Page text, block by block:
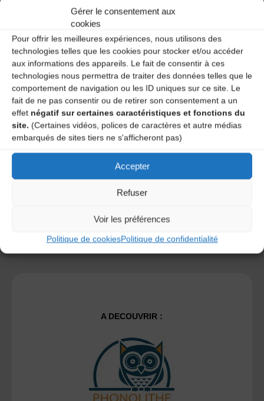
Gérer le consentement aux
cookies
Pour offrir les meilleures expériences, nous utilisons des
technologies telles que les cookies pour stocker et/ou accéder
aux informations des appareils. Le fait de consentir à ces
technologies nous permettra de traiter des données telles que le
comportement de navigation ou les ID uniques sur ce site. Le
fait de ne pas consentir ou de retirer son consentement a un
effet négatif sur certaines caractéristiques et fonctions du
site. (Certaines vidéos, polices de caractères et autre médias
embarqués de sites tiers ne s'afficheront pas)
Accepter
Refuser
Voir les préférences
Politique de cookiesPolitique de confidentialité
Save my name, email, and site URL in my browser for next
time I post a comment.
Ce site utilise Akismet pour réduire les indésirables.
savoir plus sur la façon dont les données de vos
commentaires sont traitées.
A DECOUVRIR :